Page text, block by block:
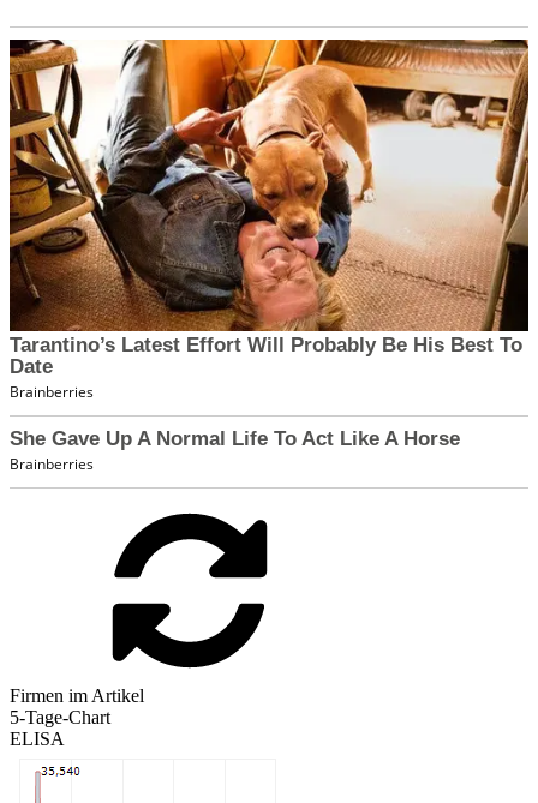
Firmen im Artikel
5-Tage-Chart
ELISA